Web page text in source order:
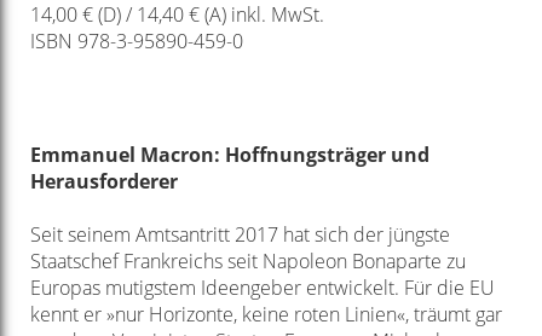
14,00 € (D) / 14,40 € (A) inkl. MwSt.
ISBN 978-3-95890-459-0
Emmanuel Macron: Hoffnungsträger und
Herausforderer
Seit seinem Amtsantritt 2017 hat sich der jüngste
Staatschef Frankreichs seit Napoleon Bonaparte zu
Europas mutigstem Ideengeber entwickelt. Für die EU
kennt er »nur Horizonte, keine roten Linien«, träumt gar